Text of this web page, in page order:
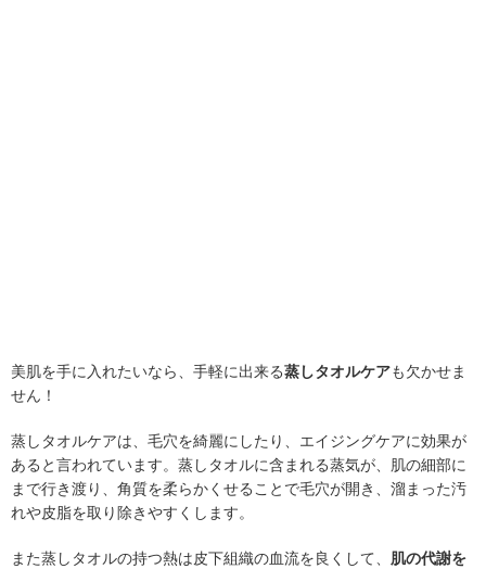
美肌を手に入れたいなら、手軽に出来る蒸しタオルケアも欠かせま
せん！
蒸しタオルケアは、毛穴を綺麗にしたり、エイジングケアに効果が
あると言われています。蒸しタオルに含まれる蒸気が、肌の細部に
まで行き渡り、角質を柔らかくせることで毛穴が開き、溜まった汚
れや皮脂を取り除きやすくします。
また蒸しタオルの持つ熱は皮下組織の血流を良くして、 肌の代謝を